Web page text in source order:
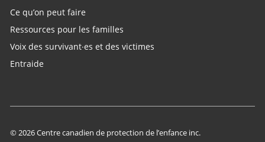
Ce qu’on peut faire
Ressources pour les familles
Voix des survivant·es et des victimes
Entraide
© 2026 Centre canadien de protection de l’enfance inc.